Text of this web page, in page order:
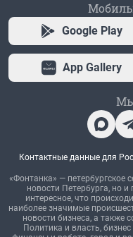
Google Play
App Gallery
Мы
Контактные данные для
«Фонтанка» — петербургское
новости Петербурга, но
интересное, что
наиболее значимые
новости бизнеса, а также
Политика и власть,